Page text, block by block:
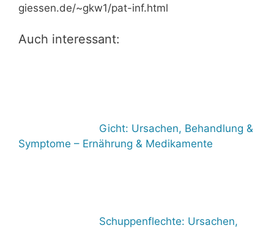
giessen.de/~gkw1/pat-inf.html
Auch interessant:
Gicht: Ursachen, Behandlung &
Symptome – Ernährung & Medikamente
Schuppenflechte: Ursachen,